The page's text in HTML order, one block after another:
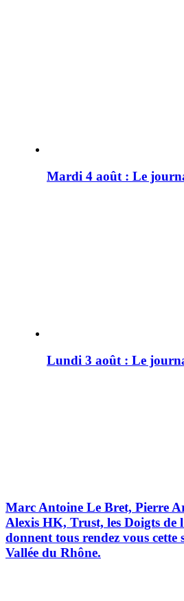
Mardi 4 août : Le
Lundi 3 août : Le
Marc Antoine Le Bret, Pierre
Alexis HK, Trust, les Doigts de
donnent tous rendez vous cette
Vallée du Rhône.